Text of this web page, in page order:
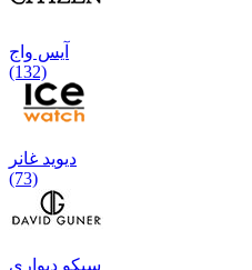
آیس واج
(132)
دیوید غانر
(73)
سیکو دیواری